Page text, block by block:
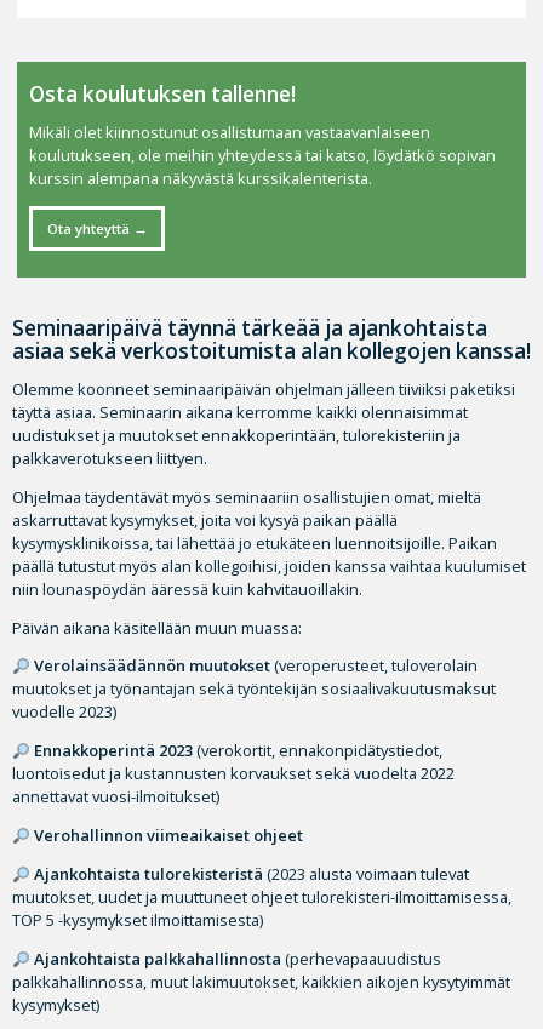
Seminaaripäivä täynnä tärkeää ja ajankohtaista
asiaa sekä verkostoitumista alan kollegojen kanssa!
Olemme koonneet seminaaripäivän ohjelman jälleen tiiviiksi paketiksi
täyttä asiaa. Seminaarin aikana kerromme kaikki olennaisimmat
uudistukset ja muutokset ennakkoperintään, tulorekisteriin ja
palkkaverotukseen liittyen.
Ohjelmaa täydentävät myös seminaariin osallistujien omat, mieltä
askarruttavat kysymykset, joita voi kysyä paikan päällä
kysymysklinikoissa, tai lähettää jo etukäteen luennoitsijoille. Paikan
päällä tutustut myös alan kollegoihisi, joiden kanssa vaihtaa kuulumiset
niin lounaspöydän ääressä kuin kahvitauoillakin.
Päivän aikana käsitellään muun muassa:
Verolainsäädännön muutokset(veroperusteet, tuloverolain
muutokset ja työnantajan sekä työntekijän sosiaalivakuutusmaksut
vuodelle 2023)
Ennakkoperintä 2023(verokortit, ennakonpidätystiedot,
luontoisedut ja kustannusten korvaukset sekä vuodelta 2022
annettavat vuosi-ilmoitukset)
Verohallinnon viimeaikaiset ohjeet
Ajankohtaista tulorekisteristä (2023 alusta voimaan tulevat
muutokset, uudet ja muuttuneet ohjeet tulorekisteri-ilmoittamisessa,
TOP 5 -kysymykset ilmoittamisesta)
Ajankohtaista palkkahallinnosta (perhevapaauudistus
palkkahallinnossa, muut lakimuutokset, kaikkien aikojen kysytyimmät
kysymykset)
Osta koulutuksen tallenne!
Mikäli olet kiinnostunut osallistumaan vastaavanlaiseen
koulutukseen, ole meihin yhteydessä tai katso, löydätkö sopivan
kurssin alempana näkyvästä kurssikalenterista.
Ota yhteyttä